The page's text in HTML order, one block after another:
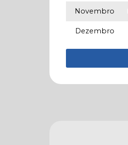
Novembro
Dezembro